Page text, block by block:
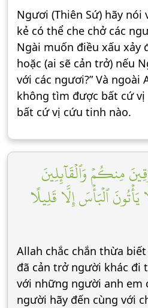
Ngươi (Thiên Sứ) hãy nói
kẻ có thể che chở các
Ngài muốn điều xấu xảy
hoặc (ai sẽ cản trở) nếu
với các ngươi?” Và ngoài
không tìm được bất cứ
bất cứ vị cứu tinh nào.
مِنكُمۡ وَٱلۡقَآئِلِينَ
يَأۡتُونَ ٱلۡبَأۡسَ إِلَّا قَلِيلًا
Allah chắc chắn thừa
đã cản trở người khác đi
với những người anh em
người hãy đến cùng với